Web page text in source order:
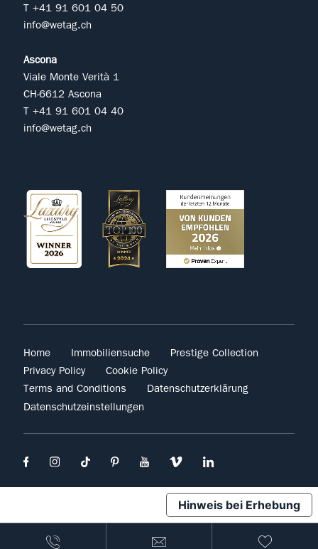
T +41 91 601 04 50
info@wetag.ch
Ascona
Viale Monte Verità 1
CH-6612 Ascona
T +41 91 601 04 40
info@wetag.ch
Home Immobiliensuche
Prestige Collection
Privacy Policy
Cookie Policy
Terms and Conditions
Datenschutzerklärung
Datenschutzeinstellungen
Hinweis bei Erhebung